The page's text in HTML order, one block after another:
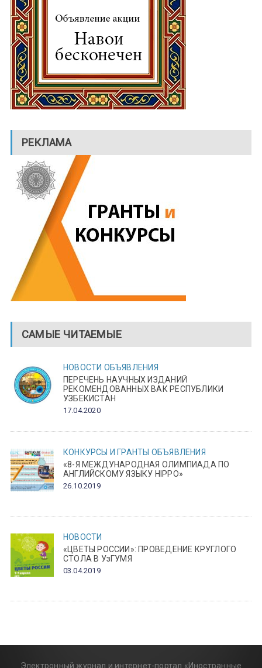
РЕКЛАМА
САМЫЕ ЧИТАЕМЫЕ
НОВОСТИ ОБЪЯВЛЕНИЯ
ПЕРЕЧЕНЬ НАУЧНЫХ ИЗДАНИЙ
РЕКОМЕНДОВАННЫХ ВАК РЕСПУБЛИКИ
УЗБЕКИСТАН
17.04.2020
КОНКУРСЫ И ГРАНТЫ ОБЪЯВЛЕНИЯ
«8-Я МЕЖДУНАРОДНАЯ ОЛИМПИАДА ПО
АНГЛИЙСКОМУ ЯЗЫКУ HIPPO»
26.10.2019
НОВОСТИ
«ЦВЕТЫ РОССИИ»: ПРОВЕДЕНИЕ КРУГЛОГО
СТОЛА В УзГУМЯ
03.04.2019
Электронный журнал и интернет-портал «Иностранные